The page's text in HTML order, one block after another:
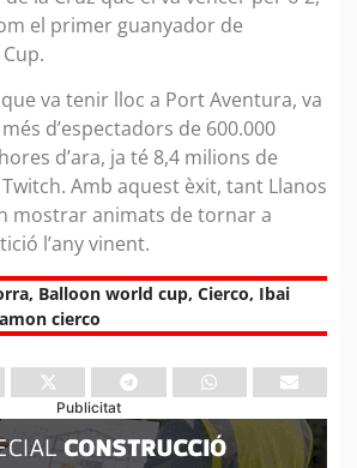
el primer guanyador de
va tenir lloc a Port Aventura, va
d’espectadors de 600.000
d’ara, ja té 8,4 milions de
Amb aquest èxit, tant Llanos
mostrar animats de tornar a
l’any vinent.
, Balloon world cup, Cierco, Ibai
cierco
Publicitat